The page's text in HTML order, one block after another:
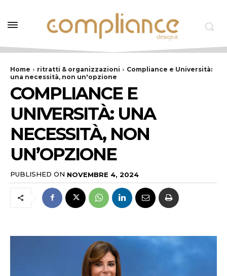
Home ritratti & organizzazioni
Compliance e Università:
una necessità, non un'opzione
COMPLIANCE E
UNIVERSITÀ: UNA
NECESSITÀ, NON
UN’OPZIONE
PUBLISHED ON NOVEMBRE 4, 2024